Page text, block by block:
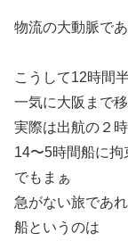
物流の大動脈で
こうして12時間
一気に大阪まで移
実際は出航の２
14〜5時間船に拘
でもまぁ
急がない旅であ
船というのは